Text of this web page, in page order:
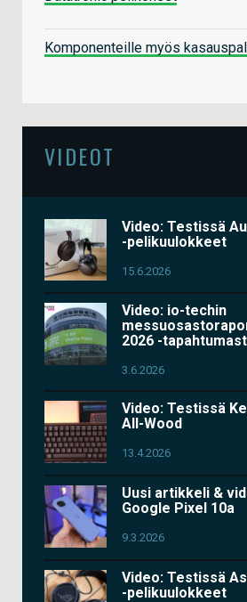
Komponenteille myös
VIDEOT
Video: Testissä
-pelikuulokkeet
15.6.2026
Video: io-techin
2026 -
3.6.2026
Video: Testissä
All-Wood
13.4.2026
Uusi artikkeli &
Google Pixel 10a
9.3.2026
Video: Testissä
-pelikuulokkeet